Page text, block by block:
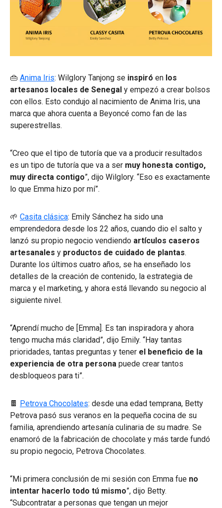
👜 Anima Iris: Wilglory Tanjong se inspiró en los
artesanos locales de Senegal y empezó a crear bolsos
con ellos. Esto condujo al nacimiento de Anima Iris, una
marca que ahora cuenta a Beyoncé como fan de las
superestrellas.
“Creo que el tipo de tutoría que va a producir resultados
es un tipo de tutoría que va a ser muy honesta contigo,
muy directa contigo”, dijo Wilglory. “Eso es exactamente
lo que Emma hizo por mí”.
🌱 Casita clásica: Emily Sánchez ha sido una
emprendedora desde los 22 años, cuando dio el salto y
lanzó su propio negocio vendiendo artículos caseros
artesanales y productos de cuidado de plantas.
Durante los últimos cuatro años, se ha enseñado los
detalles de la creación de contenido, la estrategia de
marca y el marketing, y ahora está llevando su negocio al
siguiente nivel.
“Aprendí mucho de [Emma]. Es tan inspiradora y ahora
tengo mucha más claridad”, dijo Emily. “Hay tantas
prioridades, tantas preguntas y tener el beneficio de la
experiencia de otra persona puede crear tantos
desbloqueos para ti”.
🍫 Petrova Chocolates: desde una edad temprana, Betty
Petrova pasó sus veranos en la pequeña cocina de su
familia, aprendiendo artesanía culinaria de su madre. Se
enamoró de la fabricación de chocolate y más tarde fundó
su propio negocio, Petrova Chocolates.
“Mi primera conclusión de mi sesión con Emma fue no
intentar hacerlo todo tú mismo”, dijo Betty.
“Subcontratar a personas que tengan un mejor